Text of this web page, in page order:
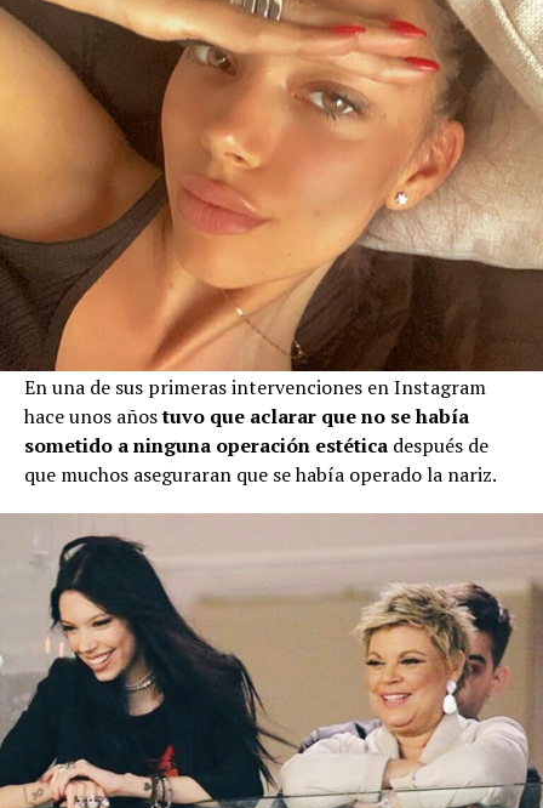
En una de sus primeras intervenciones en Instagram
hace unos añostuvo que aclarar que no se había
sometido a ninguna operación estética después de
que muchos aseguraran que se había operado la nariz.